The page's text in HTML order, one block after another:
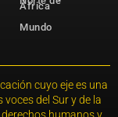
África
Mundo
cuyo eje es una
del Sur y de la